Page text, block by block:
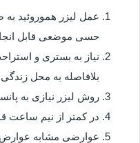
عمل لیزر هموروئید
حسی موضعی قابل
نیاز به بستری و
بلافاصله به محل
روش لیزر نیازی به
در کمتر از نیم ساعت
عوارضی مشابه عوارض